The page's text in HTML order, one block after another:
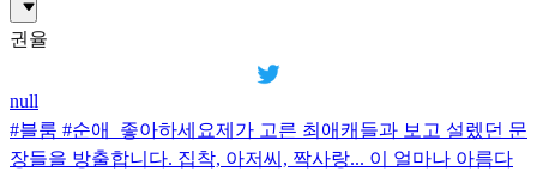
권율
null
#블룸 #순애_좋아하세요제가 고른 최애캐들과 보고 설렜던 문
장들을 방출합니다. 집착, 아저씨, 짝사랑... 이 얼마나 아름다